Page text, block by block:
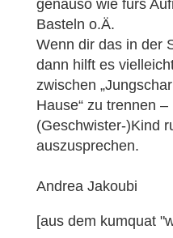
genauso wie fürs
Basteln o.Ä.
Wenn dir das in der
dann hilft es
zwischen
Hause“ zu trennen
(Geschwister-)Kind
auszusprechen.
Andrea Jakoubi
[aus dem kumquat